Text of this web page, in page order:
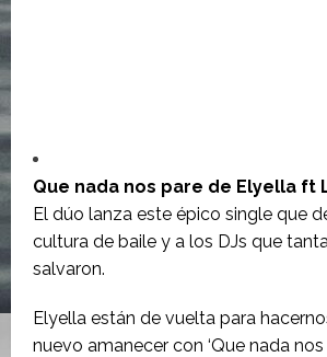
Que nada nos pare de Elyella ft
El dúo lanza este épico single que
cultura de baile y a los DJs que
salvaron.
Elyella están de vuelta para
nuevo amanecer con ‘Que nada